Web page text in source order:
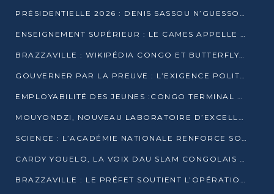
PRÉSIDENTIELLE 2026 : DENIS SASSOU N’GUESSO ANNONCE OFFICIELLEMENT SA CANDIDATURE
ENSEIGNEMENT SUPÉRIEUR : LE CAMES APPELLE À UNE UNIVERSITÉ AFRICAINE AXÉE SUR L’EMPLOYABILITÉ
BRAZZAVILLE : WIKIPÉDIA CONGO ET BUTTERFLY SCELLENT UN PARTENARIAT POUR STRUCTURER LE BÉNÉVOLAT NUMÉRIQUE
GOUVERNER PAR LA PREUVE : L’EXIGENCE POLITIQUE DU XXIᵉ SIÈCLE
EMPLOYABILITÉ DES JEUNES :CONGO TERMINAL S’ALLIE À L’ESCIC POUR RAPPROCHER L’ÉCOLE DU TERRAIN
MOUYONDZI, NOUVEAU LABORATOIRE D’EXCELLENCE PÉDAGOGIQUE AVEC L’ENFICE
SCIENCE : L’ACADÉMIE NATIONALE RENFORCE SON ÉQUIPE ET TRACE SA FEUILLE DE ROUTE 2026
CARDY YOUELO, LA VOIX DAU SLAM CONGOLAIS QUI INTERPELLE LE MONDE
BRAZZAVILLE : LE PRÉFET SOUTIENT L’OPÉRATION « ZÉRO KULUNA » ET APPELLE À LA VIGILANCE CITOYENNE